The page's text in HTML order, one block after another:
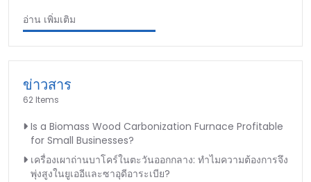
อ่าน เพิ่มเติม
ข่าวสาร
62 Items
Is a Biomass Wood Carbonization Furnace Profitable
for Small Businesses?
เครื่องเผาถ่านบาโคร์ในตะวันออกกลาง: ทำไมความต้องการจึง
พุ่งสูงในยูเออีและซาอุดีอาระเบีย?